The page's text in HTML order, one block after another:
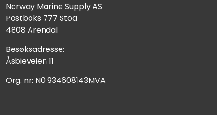
Norway Marine Supply AS
Postboks 777 Stoa
4808 Arendal
Besøksadresse:
Åsbieveien 11
Org. nr: N0 934608143MVA